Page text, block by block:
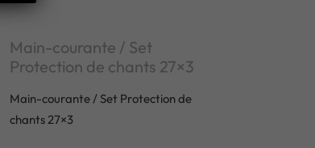
Main-courante / Set
Protection de chants 27×3
Main-courante / Set Protection de
chants 27×3